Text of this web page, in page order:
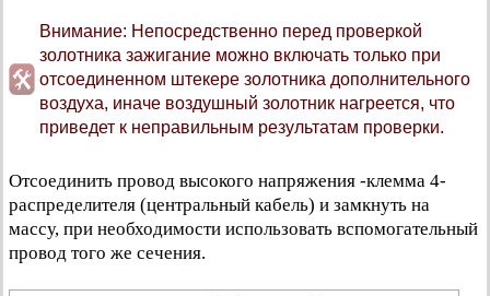
Внимание: Непосредственно перед проверкой
золотника зажигание можно включать только при
отсоединенном штекере золотника дополнительного
воздуха, иначе воздушный золотник нагреется, что
приведет к неправильным результатам проверки.
Отсоединить провод высокого напряжения -клемма 4-
распределителя (центральный кабель) и замкнуть на
массу, при необходимости использовать вспомогательный
провод того же сечения.